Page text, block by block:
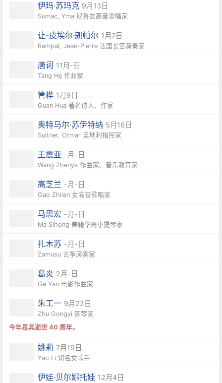
伊玛·苏玛克 9月13日
Sumac, Yma 秘鲁女高音歌唱家
让-皮埃尔·朗帕尔 1月7日
Rampal, ​Jean-Pierre 法国长笛演奏家
唐诃 11月-日
Tang He 作曲家
管桦 1月9日
Guan Hua 著名诗人、作家
奥特马尔·苏伊特纳 5月16日
Suitner, Otmar 奥地利指挥家
王震亚 -月-日
Wang Zhenya 作曲家、音乐教育家
高芝兰 -月-日
Gao Zhilan 女高音歌唱家
马思宏 -月-日
Ma Sihong 美籍华裔小提琴家
扎木苏 -月-日
Zamusu 古筝演奏家
葛炎 2月-日
Ge Yan 电影作曲家
朱工一 9月22日
Zhu Gongyi 钢琴家
今年是其逝世 40 周年。
姚莉7月19日
Yao Li 知名女歌手
伊娃·贝尔娜托娃 12月4日